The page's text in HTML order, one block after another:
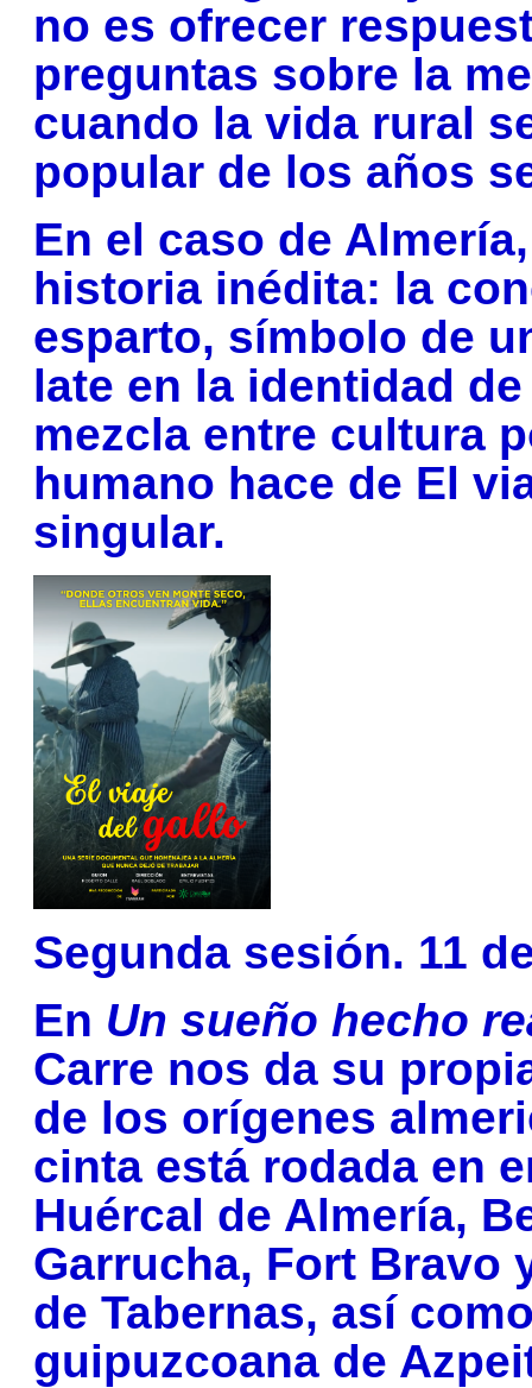
no es ofrecer
preguntas sobre la
cuando la vida rural
popular de los años
En el caso de
historia inédita: la
esparto, símbolo de
late en la identidad
mezcla entre cultura
humano hace de El
singular.
Segunda sesión. 11
En Un sueño hecho
Carre nos da su
de los orígenes
cinta está rodada en
Huércal de Almería,
Garrucha, Fort Bravo
de Tabernas, así
guipuzcoana de